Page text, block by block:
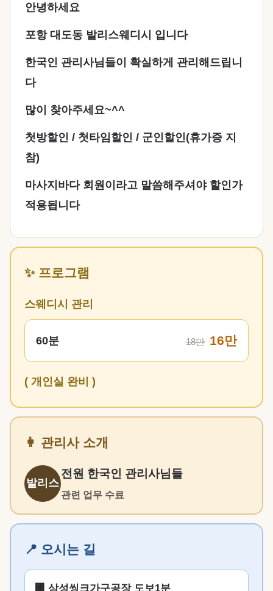
안녕하세요
포항 대도동 발리스웨디시 입니다
한국인 관리사님들이 확실하게 관리해드립니
다
많이 찾아주세요~^^
첫방할인 / 첫타임할인 / 군인할인(휴가증 지
참)
마사지바다 회원이라고 말씀해주셔야 할인가
적용됩니다
✨ 프로그램
스웨디시 관리
60분 18만 16만
( 개인실 완비 )
👩 관리사 소개
발리스
전원 한국인 관리사님들
관련 업무 수료
📍 오시는 길
🏢 삼성씽크가구공장 도보1분